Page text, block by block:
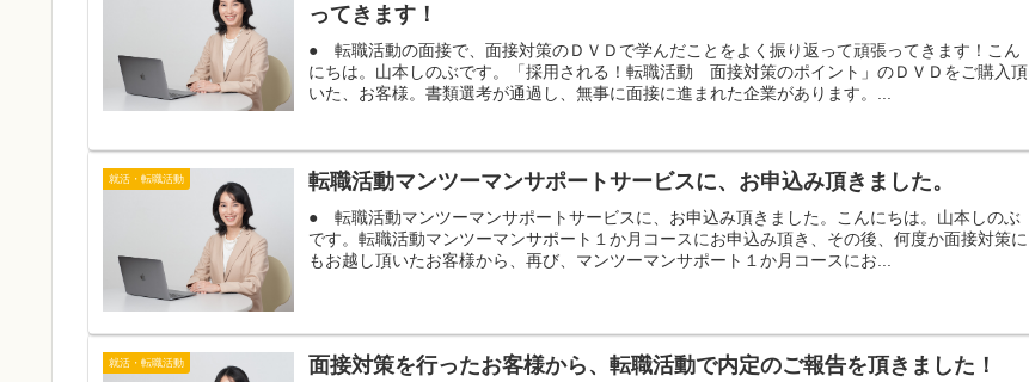
ってきます！
● 転職活動の面接で、面接対策のＤＶＤで学んだことをよく振り返って頑張ってきます！こん
にちは。山本しのぶです。「採用される！転職活動 面接対策のポイント」のＤＶＤをご購入頂
いた、お客様。書類選考が通過し、無事に面接に進まれた企業があります。...
就活・転職活動 転職活動マンツーマンサポートサービスに、お申込み頂きました。
● 転職活動マンツーマンサポートサービスに、お申込み頂きました。こんにちは。山本しのぶ
です。転職活動マンツーマンサポート１か月コースにお申込み頂き、その後、何度か面接対策に
もお越し頂いたお客様から、再び、マンツーマンサポート１か月コースにお...
就活・転職活動 面接対策を行ったお客様から、転職活動で内定のご報告を頂きました！